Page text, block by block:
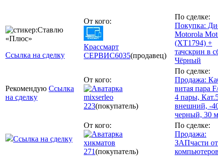
Ссылка на сделку
От кого:
Крассмарт
СЕРВИС6035(продавец)
По сделке:
Покупка:
Motorola
(XT1794) +
тачскрин в
Чёрный
Рекомендую Ссылка
на сделку
От кого:
mixserleo
223(покупатель)
По сделке:
Продажа:
витая пара
4 пары,
внешний, -
черный, 30
Ссылка на сделку
От кого:
хикматов
271(покупатель)
По сделке:
Продажа:
ЗАПчасти от